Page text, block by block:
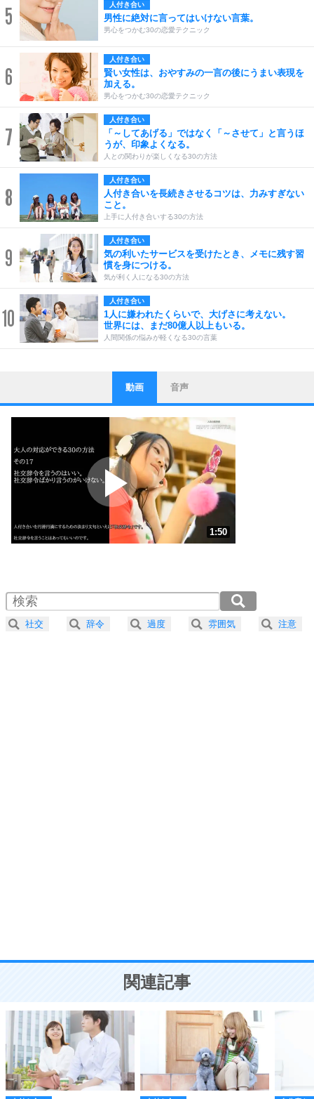
5 人付き合い
男性に絶対に言ってはいけない言葉。
男心をつかむ30の恋愛テクニック
6
人付き合い
賢い女性は、おやすみの一言の後にうまい表現を
加える。
男心をつかむ30の恋愛テクニック
7
人付き合い
「～してあげる」ではなく「～させて」と言うほ
うが、印象よくなる。
人との関わりが楽しくなる30の方法
8
人付き合い
人付き合いを長続きさせるコツは、力みすぎない
こと。
上手に人付き合いする30の方法
9
人付き合い
気の利いたサービスを受けたとき、メモに残す習
慣を身につける。
気が利く人になる30の方法
10
人付き合い
1人に嫌われたくらいで、大げさに考えない。
世界には、まだ80億人以上もいる。
人間関係の悩みが軽くなる30の言葉
1
ストレス対策
他人と比べない。
いっそのこと、他人を見ない。
いらいらしない人になる30の方法
プラス思考
ポジティブになれない原因は、行動しないから。
ポジティブ思考になる30の方法
ストレス対策
人生、なんとかなるもの。
気楽に生きる30の方法
4 器の大きい人は、怒りを優しさで表現する。
プラス思考
ことが大切。
動画 音声
1:50
2.0倍速 （216KB 55秒）
2.5倍速 （173KB 44秒）
3.0倍速 （145KB 36秒）
社交 辞令 過度 雰囲気 注意
関連記事